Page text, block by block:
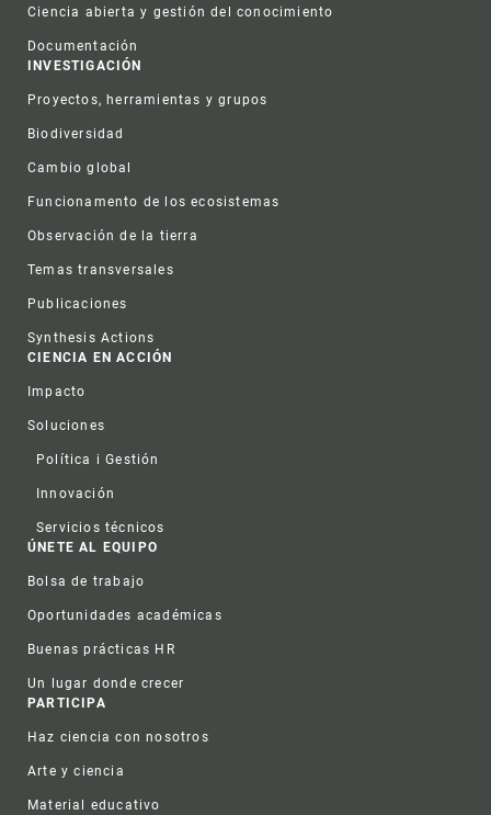
Ciencia abierta y gestión del conocimiento
Documentación
INVESTIGACIÓN
Proyectos, herramientas y grupos
Biodiversidad
Cambio global
Funcionamento de los ecosistemas
Observación de la tierra
Temas transversales
Publicaciones
Synthesis Actions
CIENCIA EN ACCIÓN
Impacto
Soluciones
Política i Gestión
Innovación
Servicios técnicos
ÚNETE AL EQUIPO
Bolsa de trabajo
Oportunidades académicas
Buenas prácticas HR
Un lugar donde crecer
PARTICIPA
Haz ciencia con nosotros
Arte y ciencia
Material educativo